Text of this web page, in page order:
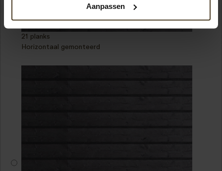
Aanpassen
21 planks
Horizontaal gemonteerd